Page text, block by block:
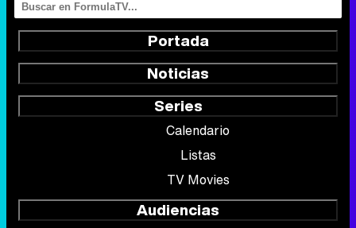
Portada
Noticias
Series
Calendario
Listas
TV Movies
Audiencias